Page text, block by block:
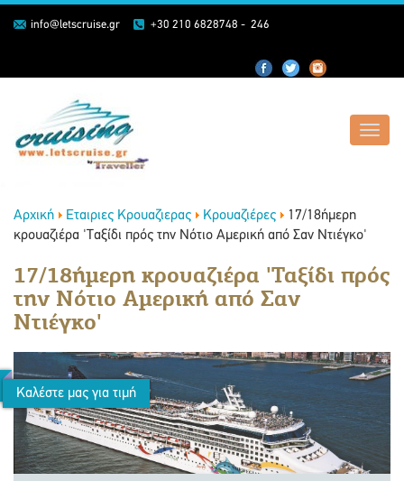
info@letscruise.gr +30 210 6828748 - 246
Αρχική Εταιριες Κρουαζιερας Κρουαζιέρες
17/18ήμερη
κρουαζιέρα 'Ταξίδι πρός την Νότιο Αμερική από Σαν Ντιέγκο'
17/18ήμερη κρουαζιέρα 'Ταξίδι πρός
την Νότιο Αμερική από Σαν
Ντιέγκο'
Καλέστε μας για τιμή